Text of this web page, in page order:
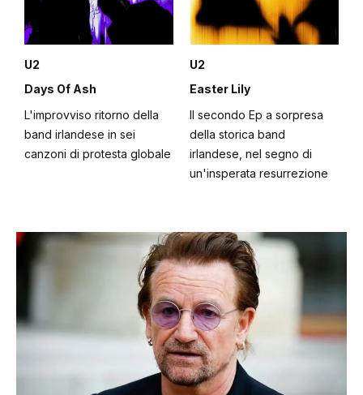
U2
Days Of Ash
L'improvviso ritorno della
band irlandese in sei
canzoni di protesta globale
U2
Easter Lily
Il secondo Ep a sorpresa
della storica band
irlandese, nel segno di
un'insperata resurrezione